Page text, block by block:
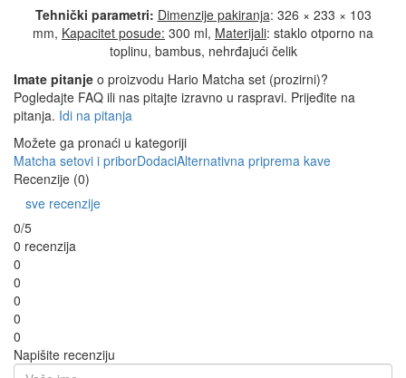
Tehnički parametri: Dimenzije pakiranja: 326 × 233 × 103
mm, Kapacitet posude: 300 ml, Materijali: staklo otporno na
toplinu, bambus, nehrđajući čelik
Imate pitanje o proizvodu Hario Matcha set (prozirni)?
Pogledajte FAQ ili nas pitajte izravno u raspravi. Prijeđite na
pitanja. Idi na pitanja
Možete ga pronaći u kategoriji
Matcha setovi i priborDodaciAlternativna priprema kave
Recenzije (0)
sve recenzije
0/5
0 recenzija
0
0
0
0
0
Napišite recenziju